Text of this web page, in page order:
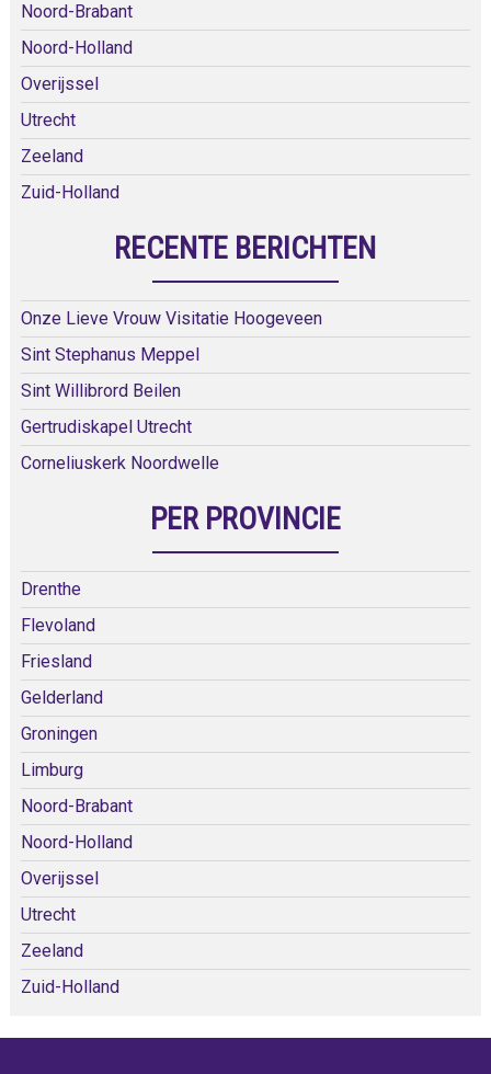
Noord-Brabant
Noord-Holland
Overijssel
Utrecht
Zeeland
Zuid-Holland
RECENTE BERICHTEN
Onze Lieve Vrouw Visitatie Hoogeveen
Sint Stephanus Meppel
Sint Willibrord Beilen
Gertrudiskapel Utrecht
Corneliuskerk Noordwelle
PER PROVINCIE
Drenthe
Flevoland
Friesland
Gelderland
Groningen
Limburg
Noord-Brabant
Noord-Holland
Overijssel
Utrecht
Zeeland
Zuid-Holland